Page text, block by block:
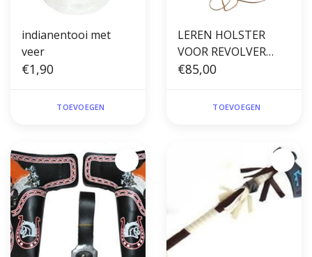
indianentooi met
veer
€1,90
TOEVOEGEN
LEREN HOLSTER
VOOR REVOLVER
BRUIN Denix
€85,00
TOEVOEGEN